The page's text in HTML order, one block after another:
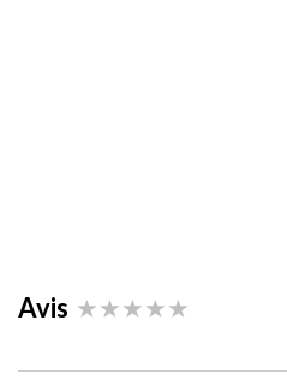
Avis